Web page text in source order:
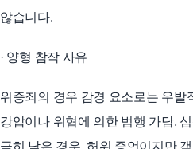
않습니다.
· 양형 참작 사유
위증죄의 경우 감경 요소로는 우발
강압이나 위협에 의한 범행 가담,